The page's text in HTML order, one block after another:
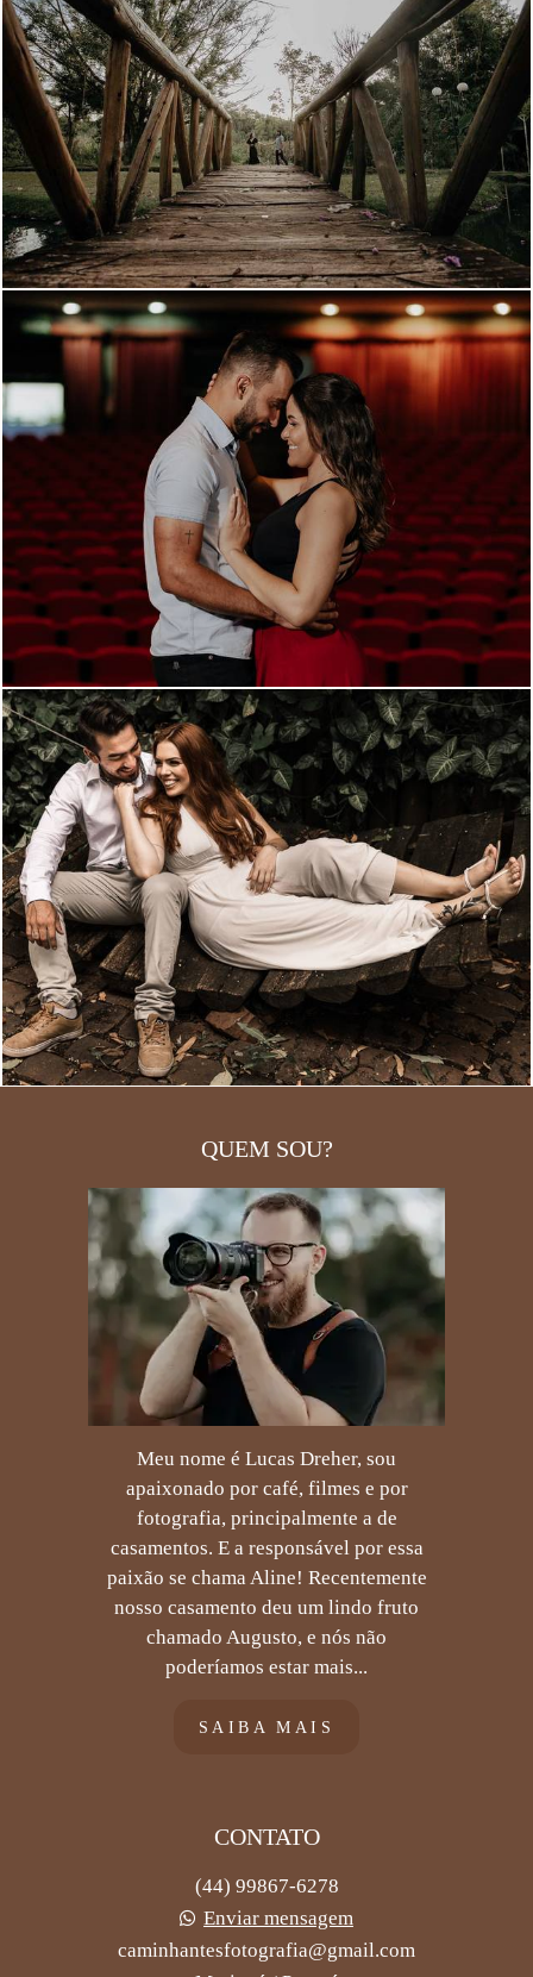
QUEM SOU?
Meu nome é Lucas Dreher, sou
apaixonado por café, filmes e por
fotografia, principalmente a de
casamentos. E a responsável por essa
paixão se chama Aline! Recentemente
nosso casamento deu um lindo fruto
chamado Augusto, e nós não
poderíamos estar mais...
SAIBA MAIS
CONTATO
(44) 99867-6278
Enviar mensagem
caminhantesfotografia@gmail.com